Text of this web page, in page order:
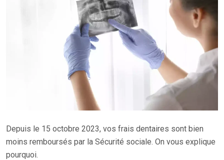
Depuis le 15 octobre 2023, vos frais dentaires sont bien
moins remboursés par la Sécurité sociale. On vous explique
pourquoi.